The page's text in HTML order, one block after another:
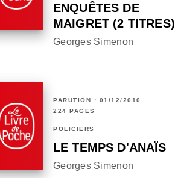
ENQUÊTES DE
MAIGRET (2 TITRES)
Georges Simenon
PARUTION : 01/12/2010
224 PAGES
POLICIERS
LE TEMPS D'ANAÏS
Georges Simenon